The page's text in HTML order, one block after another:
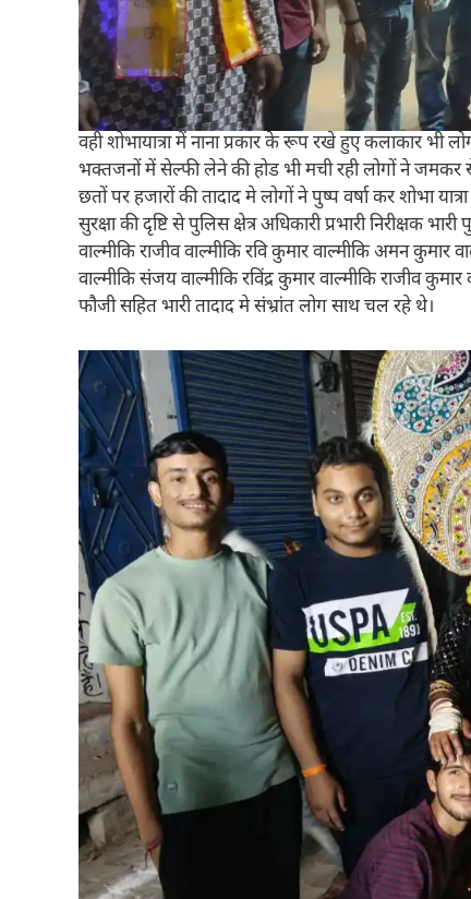
वही शोभायात्रा में नाना प्रकार के रूप रखे हुए कलाकार
भक्तजनों में सेल्फी लेने की होड भी मची रही लोगों ने
छतों पर हजारों की तादाद मे लोगों ने पुष्प वर्षा कर शोभा
सुरक्षा की दृष्टि से पुलिस क्षेत्र अधिकारी प्रभारी निरीक्षक
वाल्मीकि राजीव वाल्मीकि रवि कुमार वाल्मीकि अमन
वाल्मीकि संजय वाल्मीकि रविंद्र कुमार वाल्मीकि राजीव
फौजी सहित भारी तादाद मे संभ्रांत लोग साथ चल रहे थे।